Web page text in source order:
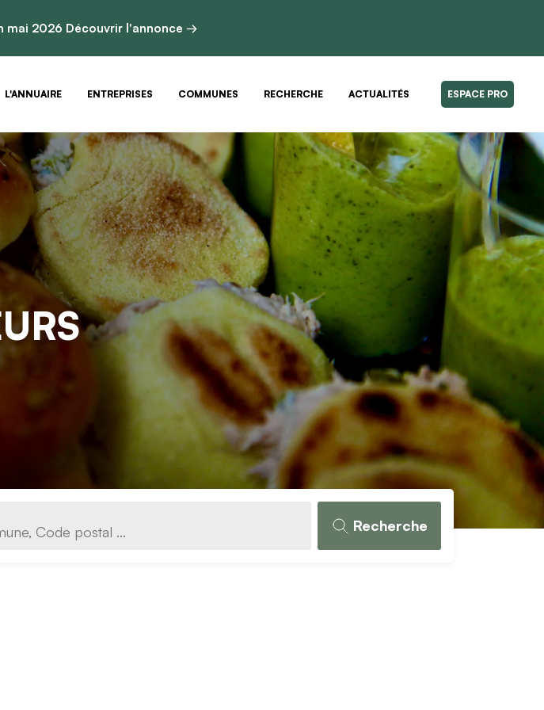
mai 2026 Découvrir l'annonce →
L'ANNUAIRE ENTREPRISES COMMUNES RECHERCHE ACTUALITÉS ESPACE PRO
Recherche